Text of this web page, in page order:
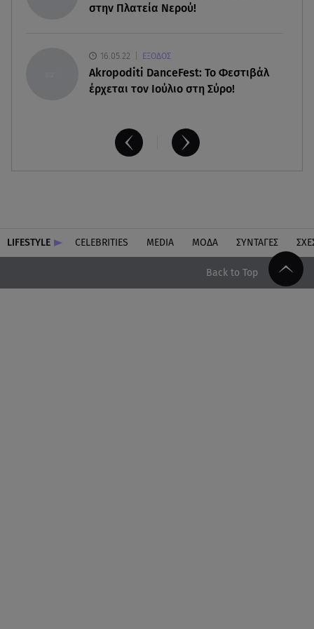
στην Πλατεία Νερού!
16.05.22 ΕΞΟΔΟΣ
Akropoditi DanceFest: Το Φεστιβάλ
έρχεται τον Ιούλιο στη Σύρο!
LIFESTYLE CELEBRITIES MEDIA ΜΟΔΑ ΣΥΝΤΑΓΕΣ
Back to Top